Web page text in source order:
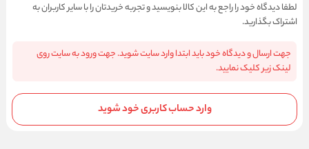
لطفا دیدگاه خود را راجع به این کالا بنویسید و تجربه خریدتان را با سایر کاربران به
اشتراک بگذارید.
جهت ارسال و دیدگاه خود باید ابتدا وارد سایت شوید. جهت ورود به سایت روی
لینک زیر کلیک نمایید.
وارد حساب کاربری خود شوید